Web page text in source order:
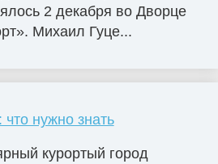
2 декабря во Дворце
Михаил Гуце...
нужно знать
курортый город